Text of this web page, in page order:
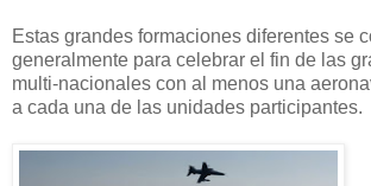
Estas grandes formaciones diferentes se
generalmente para celebrar el fin de las
multi-nacionales con al menos una
a cada una de las unidades participantes.